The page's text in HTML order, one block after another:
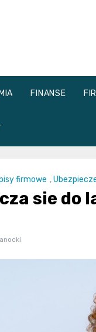
FINANSE
firmowe ,
sie do